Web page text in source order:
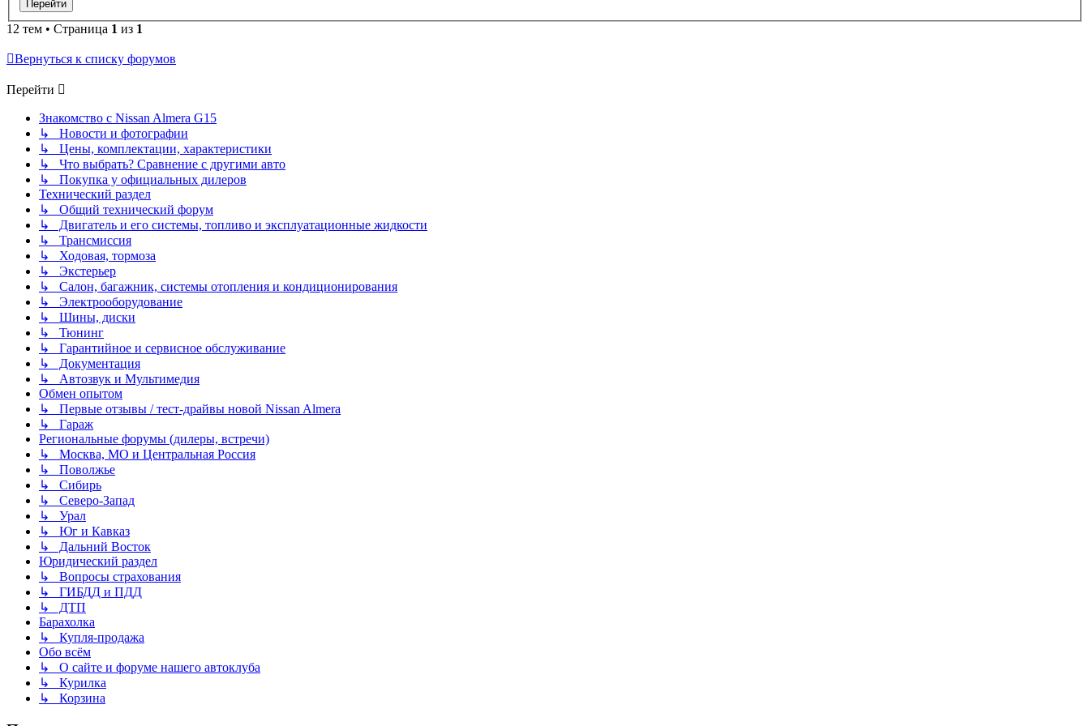
12 тем • Страница 1 из 1
Вернуться к списку форумов
Перейти
Знакомство с Nissan Almera G15
↳ Новости и фотографии
↳ Цены, комплектации, характеристики
↳ Что выбрать? Сравнение с другими авто
↳ Покупка у официальных дилеров
Технический раздел
↳ Общий технический форум
↳ Двигатель и его системы, топливо и эксплуатационные жидкости
↳ Трансмиссия
↳ Ходовая, тормоза
↳ Экстерьер
↳ Салон, багажник, системы отопления и кондиционирования
↳ Электрооборудование
↳ Шины, диски
↳ Тюнинг
↳ Гарантийное и сервисное обслуживание
↳ Документация
↳ Автозвук и Мультимедия
Обмен опытом
↳ Первые отзывы / тест-драйвы новой Nissan Almera
↳ Гараж
Региональные форумы (дилеры, встречи)
↳ Москва, МО и Центральная Россия
↳ Поволжье
↳ Сибирь
↳ Северо-Запад
↳ Урал
↳ Юг и Кавказ
↳ Дальний Восток
Юридический раздел
↳ Вопросы страхования
↳ ГИБДД и ПДД
↳ ДТП
Барахолка
↳ Купля-продажа
Обо всём
↳ О сайте и форуме нашего автоклуба
↳ Курилка
↳ Корзина